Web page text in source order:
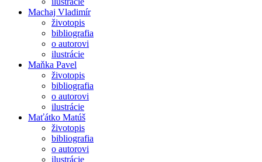
Machaj Vladimír
životopis
bibliografia
o autorovi
ilustrácie
Maňka Pavel
životopis
bibliografia
o autorovi
ilustrácie
Maťátko Matúš
životopis
bibliografia
o autorovi
ilustrácie